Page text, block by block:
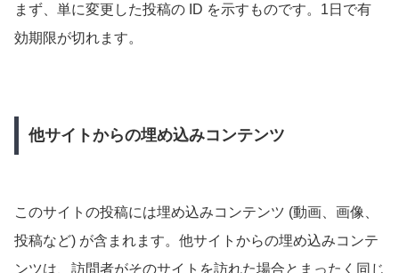
まず、単に変更した投稿の ID を示すものです。1日で有
効期限が切れます。
他サイトからの埋め込みコンテンツ
このサイトの投稿には埋め込みコンテンツ (動画、画像、
投稿など) が含まれます。他サイトからの埋め込みコンテ
ンツは、訪問者がそのサイトを訪れた場合とまったく同じ